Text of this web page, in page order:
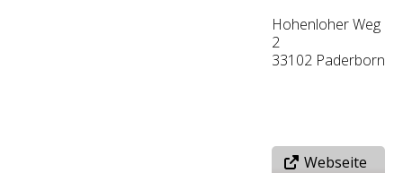
Hohenloher Weg
2
33102 Paderborn
Webseite